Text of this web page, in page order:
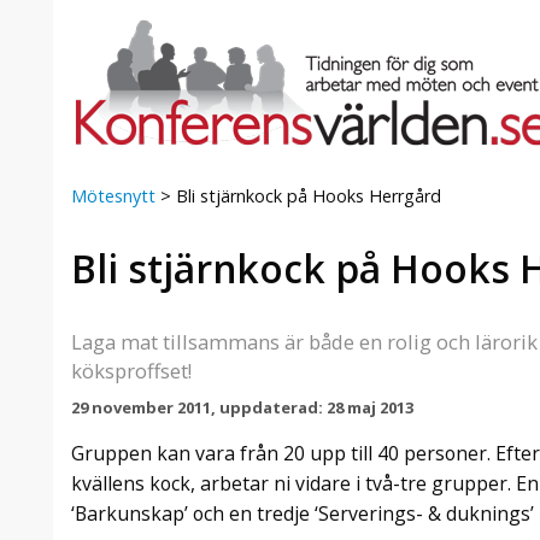
Mötesnytt > Bli stjärnkock på Hooks Herrgård
Bli stjärnkock på Hooks
Laga mat tillsammans är både en rolig och
köksproffset!
29 november 2011, uppdaterad: 28 maj 2013
Gruppen kan vara från 20 upp till 40 personer.
kvällens kock, arbetar ni vidare i två-tre grupper.
‘Barkunskap’ och en tredje ‘Serverings- &
av att
Erbjudande från Sheraton
Julerbjudande
november och 19 december
förvandlar vi våra lokaler till en
stämningsfull mötesplats där
hantverk, tradi ...